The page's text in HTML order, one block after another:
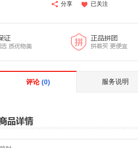
分享 已关注
评论 (0) 服务说明